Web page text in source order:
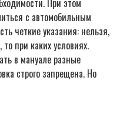
с автомобильным
четкие указания: нельзя,
при каких условиях.
в мануале разные
строго запрещена. Но